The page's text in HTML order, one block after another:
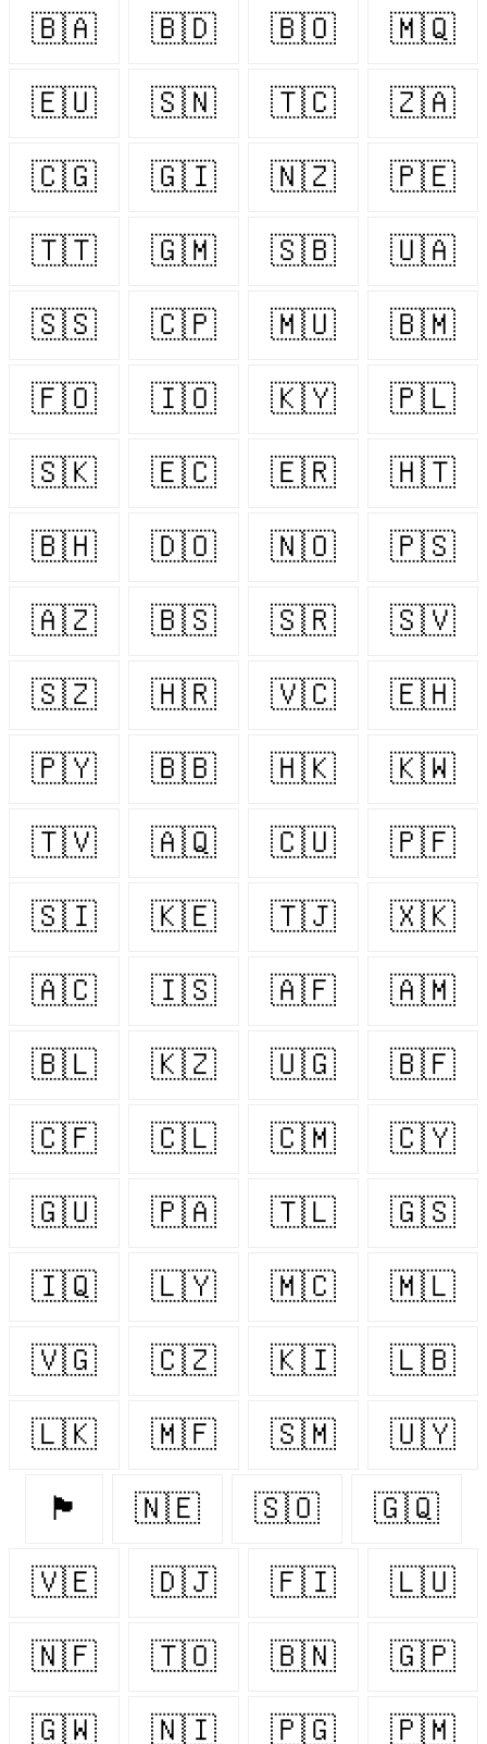
🇧🇦 🇧🇩 🇧🇴 🇲🇶
🇪🇺 🇸🇳 🇹🇨 🇿🇦
🇨🇬 🇬🇮 🇳🇿 🇵🇪
🇹🇹 🇬🇲 🇸🇧 🇺🇦
🇸🇸 🇨🇵 🇲🇺 🇧🇲
🇫🇴 🇮🇴 🇰🇾 🇵🇱
🇸🇰 🇪🇨 🇪🇷 🇭🇹
🇧🇭 🇩🇴 🇳🇴 🇵🇸
🇦🇿 🇧🇸 🇸🇷 🇸🇻
🇸🇿 🇭🇷 🇻🇨 🇪🇭
🇵🇾 🇧🇧 🇭🇰 🇰🇼
🇹🇻 🇦🇶 🇨🇺 🇵🇫
🇸🇮 🇰🇪 🇹🇯 🇽🇰
🇦🇨 🇮🇸 🇦🇫 🇦🇲
🇧🇱 🇰🇿 🇺🇬 🇧🇫
🇨🇫 🇨🇱 🇨🇲 🇨🇾
🇬🇺 🇵🇦 🇹🇱 🇬🇸
🇮🇶 🇱🇾 🇲🇨 🇲🇱
🇻🇬 🇨🇿 🇰🇮 🇱🇧
🇱🇰 🇲🇫 🇸🇲 🇺🇾
🏴󠁧󠁢󠁷󠁬󠁳󠁿 🇳🇪 🇸🇴 🇬🇶
🇻🇪 🇩🇯 🇫🇮 🇱🇺
🇳🇫 🇹🇴 🇧🇳 🇬🇵
🇬🇼 🇳🇮 🇵🇬 🇵🇲